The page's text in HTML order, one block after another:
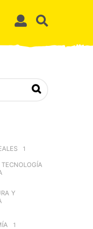
1
Y
1